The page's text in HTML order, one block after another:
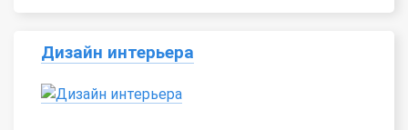
Дизайн интерьера